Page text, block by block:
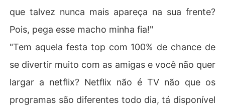
que talvez nunca mais apareça na sua frente?
Pois, pega esse macho minha fia!"
"Tem aquela festa top com 100% de chance de
se divertir muito com as amigas e você não quer
largar a netflix? Netflix não é TV não que os
programas são diferentes todo dia, tá disponível